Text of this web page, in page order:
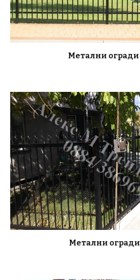
Метални огради
Метални огради